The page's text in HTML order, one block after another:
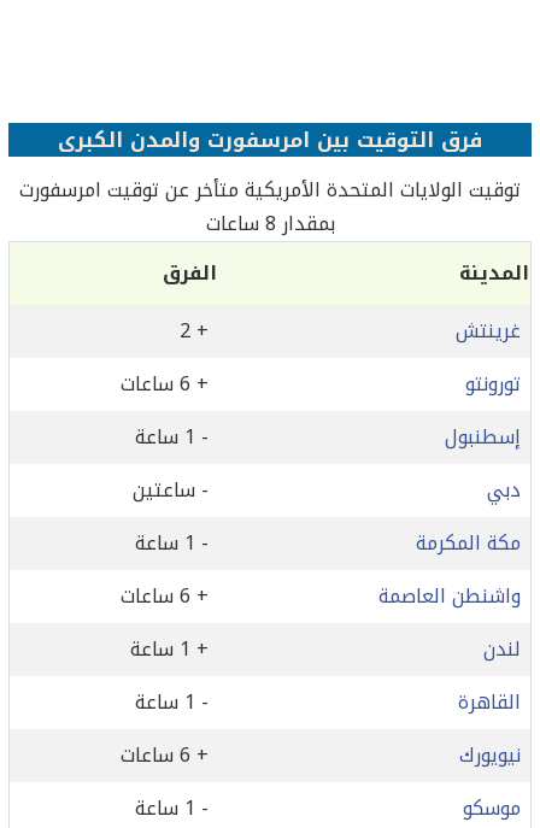
فرق التوقيت بين امرسفورت والمدن الكبرى
توقيت الولايات المتحدة الأمريكية متأخر عن توقيت امرسفورت
بمقدار 8 ساعات
المدينة
الفرق
غرينتش
+ 2
تورونتو
+ 6 ساعات
إسطنبول
- 1 ساعة
دبي
- ساعتين
مكة المكرمة
- 1 ساعة
واشنطن العاصمة
+ 6 ساعات
لندن
+ 1 ساعة
القاهرة
- 1 ساعة
نيويورك
+ 6 ساعات
موسكو
- 1 ساعة